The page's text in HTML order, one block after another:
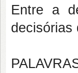
Entre a
decisórias